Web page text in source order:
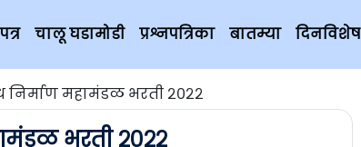
चालू घडामोडी प्रश्नपत्रिका बातम्या दिनविशेष
महामंडळ भरती २०२२
भरती २०२२